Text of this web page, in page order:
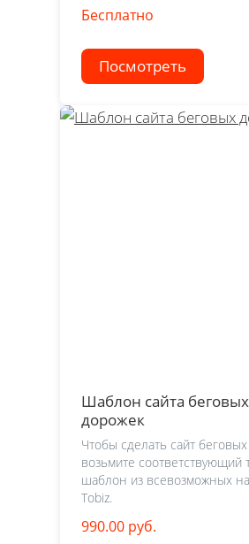
Бесплатно
Посмотреть
Шаблон сайта беговых
дорожек
Чтобы сделать сайт
возьмите соответствующий
шаблон из всевозможных
Tobiz.
990.00 руб.